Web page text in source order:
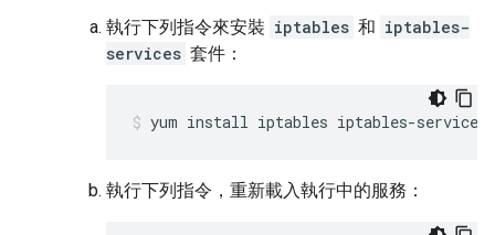
執行下列指令來安裝 iptables 和 iptables-
services 套件：
yum install iptables iptables-services
執行下列指令，重新載入執行中的服務：